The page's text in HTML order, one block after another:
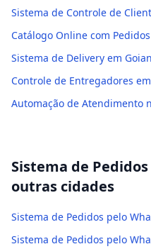
Sistema de Controle de
Catálogo Online com
Sistema de Delivery em
Controle de Entregadores
Automação de Atendimento
Sistema de
outras cidades
Sistema de Pedidos pelo
Sistema de Pedidos pelo